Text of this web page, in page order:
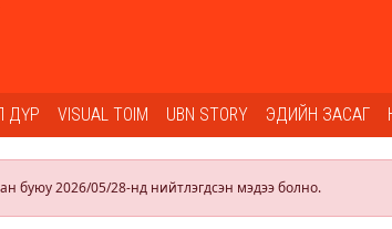
ДҮР VISUAL TOIM UBN STORY ЭДИЙН ЗАСАГ
буюу 2026/05/28-нд нийтлэгдсэн мэдээ болно.